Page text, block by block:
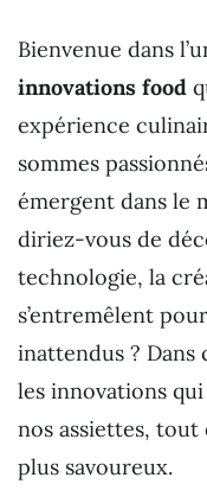
Bienvenue dans
innovations food
expérience
sommes
émergent dans le
diriez-vous de
technologie, la
s’entremêlent
inattendus ?
les innovations
nos assiettes,
plus savoureux.